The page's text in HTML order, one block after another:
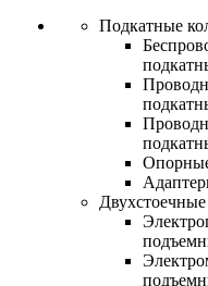
Подкатные